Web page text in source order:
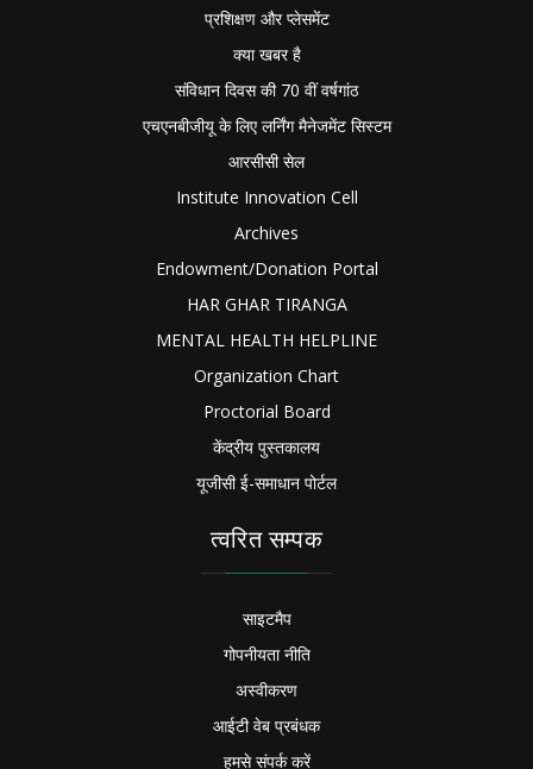
प्रशिक्षण और प्लेसमेंट
क्या खबर है
संविधान दिवस की 70 वीं वर्षगांठ
एचएनबीजीयू के लिए लर्निंग मैनेजमेंट सिस्टम
आरसीसी सेल
Institute Innovation Cell
Archives
Endowment/Donation Portal
HAR GHAR TIRANGA
MENTAL HEALTH HELPLINE
Organization Chart
Proctorial Board
केंद्रीय पुस्तकालय
यूजीसी ई-समाधान पोर्टल
त्वरित सम्पक
साइटमैप
गोपनीयता नीति
अस्वीकरण
आईटी वेब प्रबंधक
हमसे संपर्क करें